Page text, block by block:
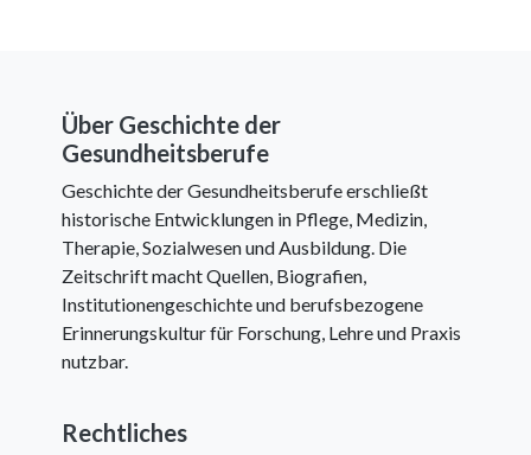
Über Geschichte der
Gesundheitsberufe
Geschichte der Gesundheitsberufe erschließt
historische Entwicklungen in Pflege, Medizin,
Therapie, Sozialwesen und Ausbildung. Die
Zeitschrift macht Quellen, Biografien,
Institutionengeschichte und berufsbezogene
Erinnerungskultur für Forschung, Lehre und Praxis
nutzbar.
Rechtliches